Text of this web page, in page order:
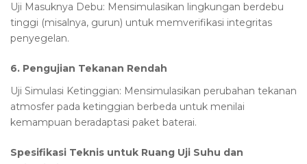
Uji Masuknya Debu: Mensimulasikan lingkungan berdebu
tinggi (misalnya, gurun) untuk memverifikasi integritas
penyegelan.
6. Pengujian Tekanan Rendah
Uji Simulasi Ketinggian: Mensimulasikan perubahan tekanan
atmosfer pada ketinggian berbeda untuk menilai
kemampuan beradaptasi paket baterai.
Spesifikasi Teknis untuk Ruang Uji Suhu dan